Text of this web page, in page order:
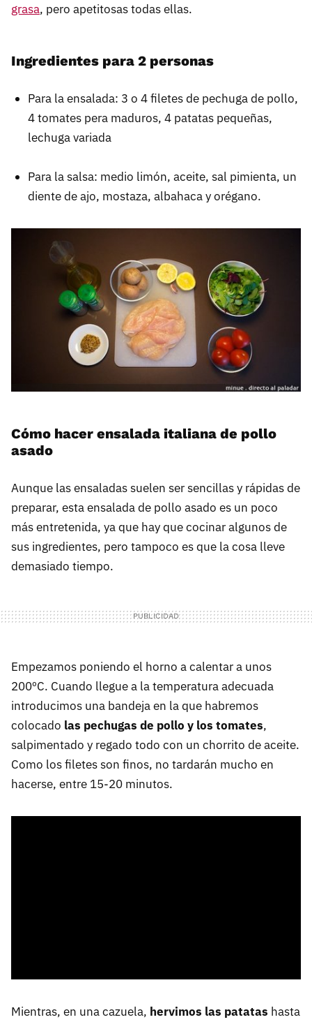
grasa, pero apetitosas todas ellas.
Ingredientes para 2 personas
Para la ensalada: 3 o 4 filetes de pechuga de pollo,
4 tomates pera maduros, 4 patatas pequeñas,
lechuga variada
Para la salsa: medio limón, aceite, sal pimienta, un
diente de ajo, mostaza, albahaca y orégano.
Cómo hacer ensalada italiana de pollo
asado
Aunque las ensaladas suelen ser sencillas y rápidas de
preparar, esta ensalada de pollo asado es un poco
más entretenida, ya que hay que cocinar algunos de
sus ingredientes, pero tampoco es que la cosa lleve
demasiado tiempo.
Empezamos poniendo el horno a calentar a unos
200ºC. Cuando llegue a la temperatura adecuada
introducimos una bandeja en la que habremos
colocado las pechugas de pollo y los tomates,
salpimentado y regado todo con un chorrito de aceite.
Como los filetes son finos, no tardarán mucho en
hacerse, entre 15-20 minutos.
Mientras, en una cazuela, hervimos las patatas hasta